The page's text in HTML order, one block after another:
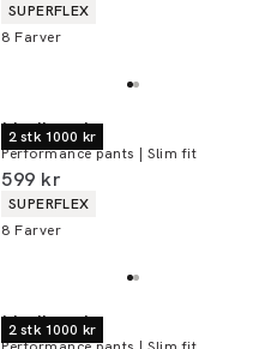
Produkt egenskaber
SUPERFLEX
8 Farver
2 stk 1000 kr
Lindbergh
Performance pants | Slim fit
I alt (inkl. rabat)
599 kr
Produkt egenskaber
SUPERFLEX
8 Farver
2 stk 1000 kr
Lindbergh